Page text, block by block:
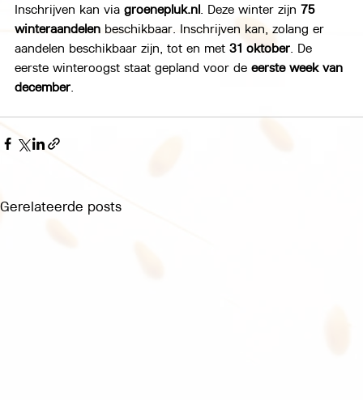
Inschrijven kan via groenepluk.nl . Deze winter zijn 75
winteraandelen beschikbaar. Inschrijven kan, zolang er
aandelen beschikbaar zijn, tot en met 31 oktober . De
eerste winteroogst staat gepland voor de eerste week van
december
Gerelateerde posts